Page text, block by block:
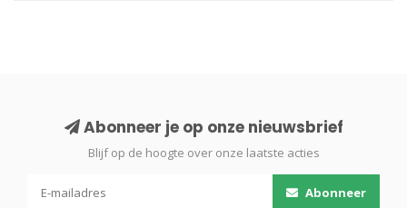
Abonneer je op onze nieuwsbrief
Blijf op de hoogte over onze laatste acties
Abonneer